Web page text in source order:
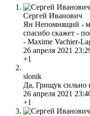
Сергей Иванович
Ян Непомнящий -
спасибо скажет -
- Maxime Vachier-
26 апреля 2021
+1
slonik
Да, Грищук сильно
26 апреля 2021
+1